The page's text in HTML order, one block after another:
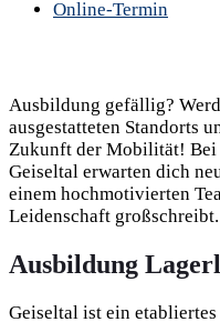
Online-Termin
Ausbildung gefällig?
ausgestatteten Standorts
Zukunft der Mobilität! Bei
Geiseltal erwarten dich
einem hochmotivierten
Leidenschaft großschreibt.
Ausbildung
Geiseltal ist ein